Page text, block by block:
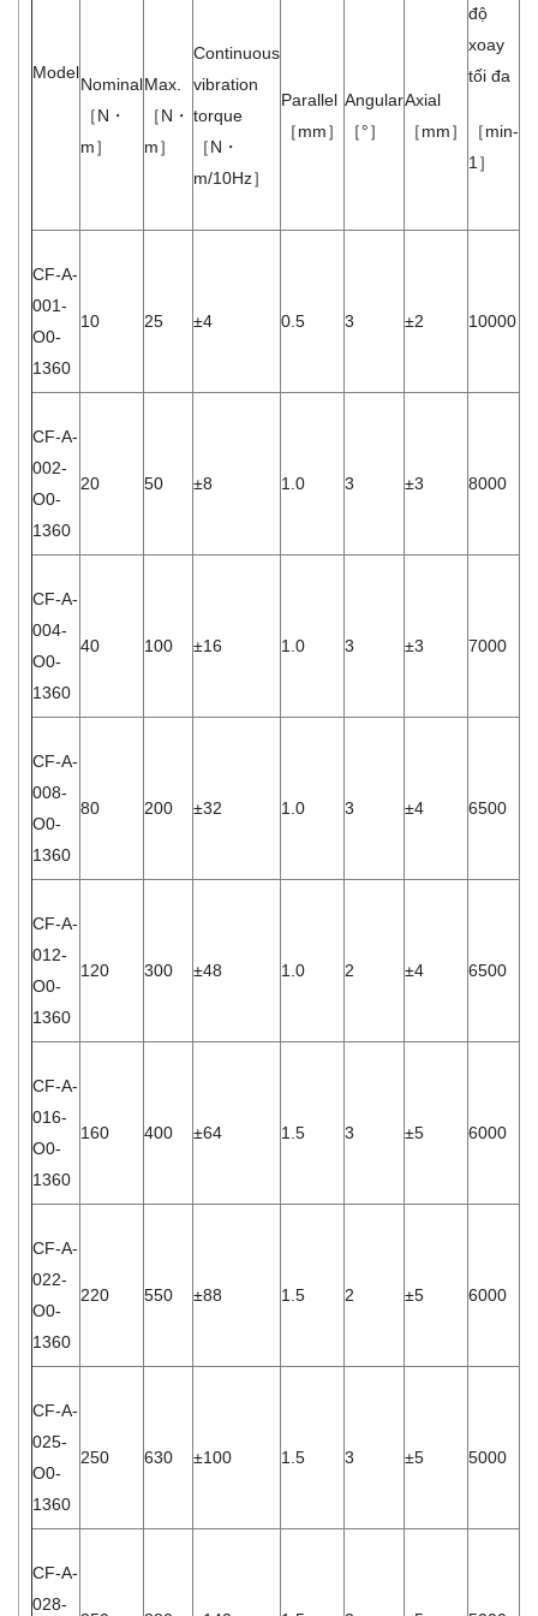
Model
độ
xoay
tối đa
［min-
1］
Nominal
［N・
m］
Max.
［N・
m］
Continuous
vibration
torque
［N・
m/10Hz］
Parallel
［mm］
Angular
［°］
Axial
［mm］
CF-A-
001-
O0-
1360
10 25 ±4 0.5 3 ±2 10000
CF-A-
002-
O0-
1360
20 50 ±8 1.0 3 ±3 8000
CF-A-
004-
O0-
1360
40 100 ±16 1.0 3 ±3 7000
CF-A-
008-
O0-
1360
80 200 ±32 1.0 3 ±4 6500
CF-A-
012-
O0-
1360
120 300 ±48 1.0 2 ±4 6500
CF-A-
016-
O0-
1360
160 400 ±64 1.5 3 ±5 6000
CF-A-
022-
O0-
1360
220 550 ±88 1.5 2 ±5 6000
CF-A-
025-
O0-
1360
250 630 ±100 1.5 3 ±5 5000
CF-A-
028-